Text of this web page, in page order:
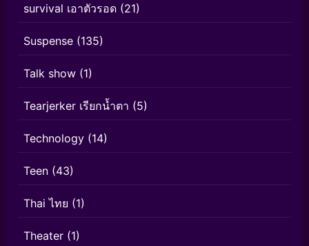
survival เอาตัวรอด (21)
Suspense (135)
Talk show (1)
Tearjerker เรียกน้ำตา (5)
Technology (14)
Teen (43)
Thai ไทย (1)
Theater (1)